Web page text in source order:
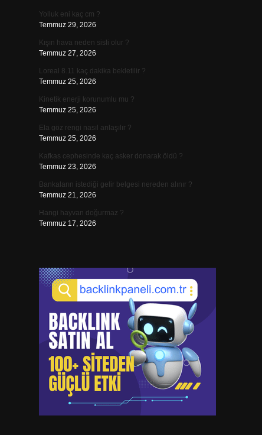
Yolluk eni kaç cm ?
Temmuz 29, 2026
Kışın hava neden sisli olur ?
Temmuz 27, 2026
Loreal 8.11 kaç dakika bekletilir ?
Temmuz 25, 2026
Kinetik enerji korunumlu mu ?
Temmuz 25, 2026
Ela göz rengi nasıl anlaşılır ?
Temmuz 25, 2026
Kafkas cephesinde kaç asker donarak öldü ?
Temmuz 23, 2026
Bankaların istediği gelir belgesi nereden alınır ?
Temmuz 21, 2026
Hangi hayvan doğurmaz ?
Temmuz 17, 2026